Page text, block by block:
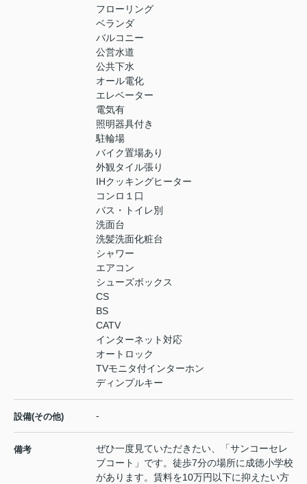
フローリング
ベランダ
バルコニー
公営水道
公共下水
オール電化
エレベーター
電気有
照明器具付き
駐輪場
バイク置場あり
外観タイル張り
IHクッキングヒーター
コンロ１口
バス・トイレ別
洗面台
洗髪洗面化粧台
シャワー
エアコン
シューズボックス
CS
BS
CATV
インターネット対応
オートロック
TVモニタ付インターホン
ディンプルキー
設備(その他) -
備考
ぜひ一度見ていただきたい、「サンコーセレ
ブコート」です。徒歩7分の場所に成徳小学校
があります。賃料を10万円以下に抑えたい方